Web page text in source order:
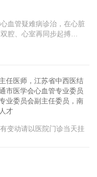
血管疑难病诊治，在心脏
腔、心室再同步起搏
任医师，江苏省中西医结
市医学会心血管专业委员
业委员会副主任委员，南
才
变动请以医院门诊当天挂